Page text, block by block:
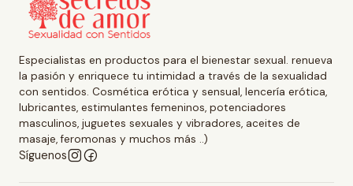
Especialistas en productos para el bienestar sexual. renueva
la pasión y enriquece tu intimidad a través de la sexualidad
con sentidos. Cosmética erótica y sensual, lencería erótica,
lubricantes, estimulantes femeninos, potenciadores
masculinos, juguetes sexuales y vibradores, aceites de
masaje, feromonas y muchos más ..)
Síguenos